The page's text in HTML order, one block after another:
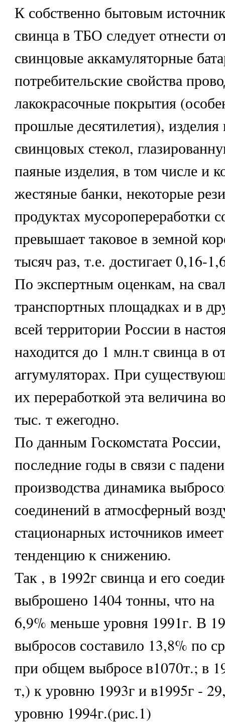
К собственно бытовым
свинца в ТБО следует отнести
свинцовые аккамуляторные
потребительские свойства
лакокрасочные покрытия
прошлые десятилетия), изделия
свинцовых стекол,
паяные изделия, в том числе и
жестяные банки, некоторые
продуктах мусоропереработки
превышает таковое в земной
тысяч раз, т.е. достигает 0,16-
По экспертным оценкам, на
транспортных площадках и в
всей территории России в
находится до 1 млн.т свинца в
аrrумуляторах. При
их переработкой эта величина
тыс. т ежегодно.
По данным Госкомстата России,
последние годы в связи с
производства динамика
соединений в атмосферный
стационарных источников
тенденцию к снижению.
Так , в 1992г свинца и его
выброшено 1404 тонны, что на
6,9% меньше уровня 1991г. В
выбросов составило 13,8% по
при общем выбросе в1070т.; в
т,) к уровню 1993г и в1995г -
уровню 1994г.(рис.1)